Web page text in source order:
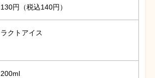
130円（税込140円）
ラクトアイス
200ml